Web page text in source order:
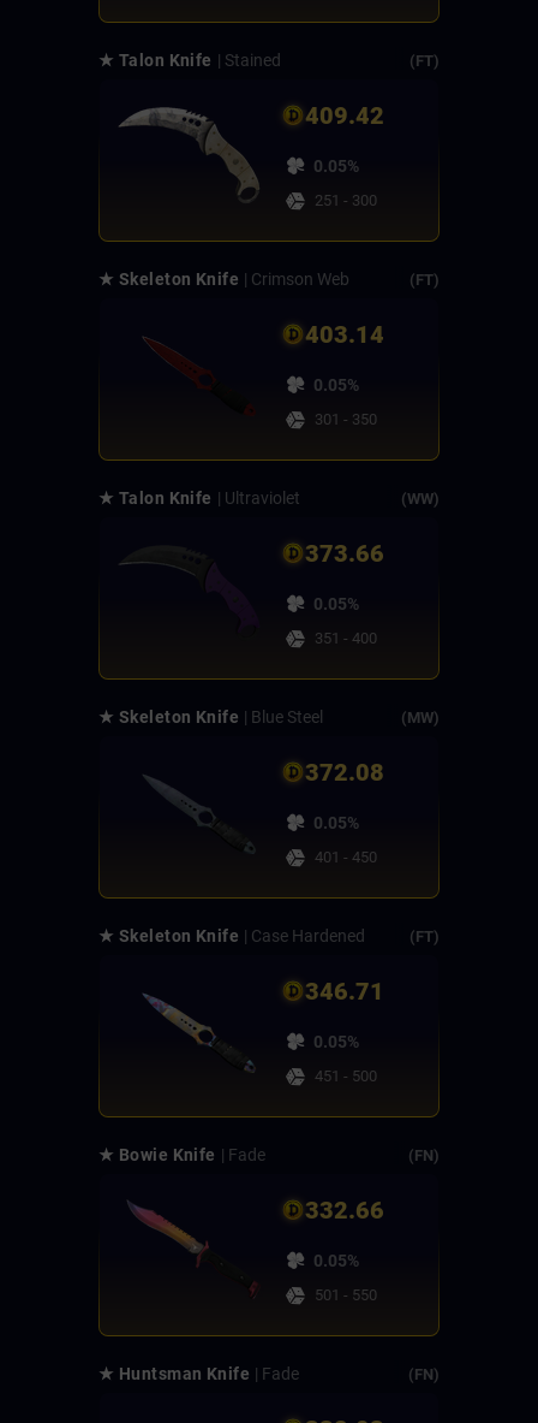
★ Talon Knife | Stained (FT)
409.42
0.05%
251 - 300
★ Skeleton Knife | Crimson Web (FT)
403.14
0.05%
301 - 350
★ Talon Knife | Ultraviolet (WW)
373.66
0.05%
351 - 400
★ Skeleton Knife | Blue Steel (MW)
372.08
0.05%
401 - 450
★ Skeleton Knife | Case Hardened (FT)
346.71
0.05%
451 - 500
★ Bowie Knife | Fade (FN)
332.66
0.05%
501 - 550
★ Huntsman Knife | Fade (FN)